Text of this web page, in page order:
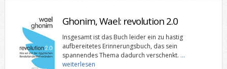
Ghonim, Wael: revolution 2.0
Insgesamt ist das Buch leider ein zu hastig
aufbereitetes Erinnerungsbuch, das sein
spannendes Thema dadurch verschenkt. …
weiterlesen